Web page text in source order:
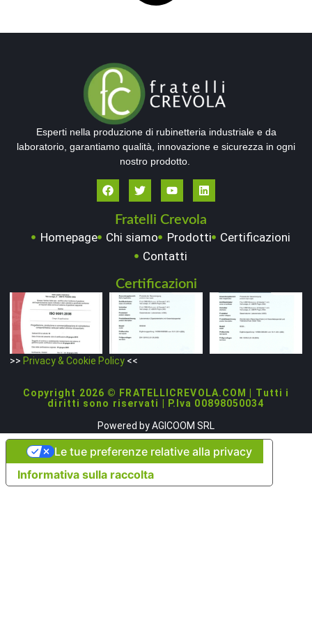
Esperti nella produzione di rubinetteria industriale e da
laboratorio, garantiamo qualità, innovazione e sicurezza in ogni
nostro prodotto.
Fratelli Crevola
Homepage
Chi siamo Prodotti
Certificazioni
Contatti
Certificazioni
>> Privacy & Cookie Policy <<
Copyright 2026 © FRATELLICREVOLA.COM | Tutti i
diritti sono riservati | P.Iva 00898050034
Powered byAGICOOM SRL
Informativa sulla raccolta
Le tue preferenze relative alla privacy